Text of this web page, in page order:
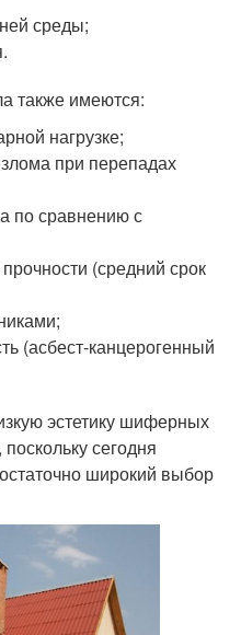
среды;
также имеются:
нагрузке;
при перепадах
по сравнению с
(средний срок
(асбест-канцерогенный
эстетику шиферных
сегодня
широкий выбор